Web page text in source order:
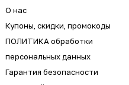
О нас
Купоны, скидки, промокоды
ПОЛИТИКА обработки
персональных данных
Гарантия безопасности